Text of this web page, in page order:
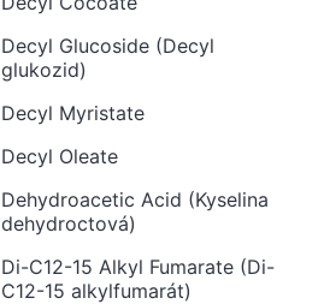
Decyl Glucoside (Decyl
glukozid)
Decyl Myristate
Decyl Oleate
Dehydroacetic Acid (Kyselina
dehydroctová)
Di-C12-15 Alkyl Fumarate (Di-
C12-15 alkylfumarát)